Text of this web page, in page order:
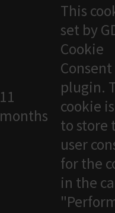
11
months
This
set by
Cookie
Consent
plugin.
cookie
to store
user
for the
in the